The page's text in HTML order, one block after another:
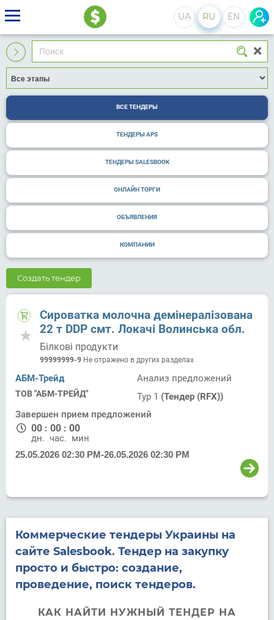
UA RU EN
ВСЕ ТЕНДЕРЫ
ТЕНДЕРЫ APS
ТЕНДЕРЫ SALESBOOK
ОНЛАЙН ТОРГИ
ОБЪЯВЛЕНИЯ
КОМПАНИИ
Создать тендер
Сироватка молочна демінералізована
22 т DDP смт. Локачі Волинська обл.
Білкові продукти
99999999-9 Не отражено в других разделах
АБМ-Трейд
ТОВ "АБМ-ТРЕЙД"
Анализ предложений
Тур 1 (Тендер (RFX))
Завершен прием предложений
00 : 00 : 00
дн. час. мин.
25.05.2026 02:30 PM-26.05.2026 02:30 PM
Коммерческие тендеры Украины на
сайте Salesbook. Тендер на закупку
просто и быстро: создание,
проведение, поиск тендеров.
КАК НАЙТИ НУЖНЫЙ ТЕНДЕР НА